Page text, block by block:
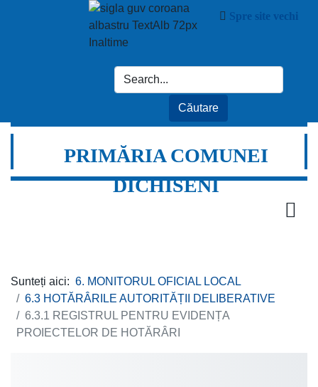
Spre site vechi
PRIMĂRIA COMUNEI
DICHISENI
Sunteți aici: 6. MONITORUL OFICIAL LOCAL
6.3 HOTĂRÂRILE AUTORITĂȚII DELIBERATIVE
6.3.1 REGISTRUL PENTRU EVIDENȚA
PROIECTELOR DE HOTĂRÂRI